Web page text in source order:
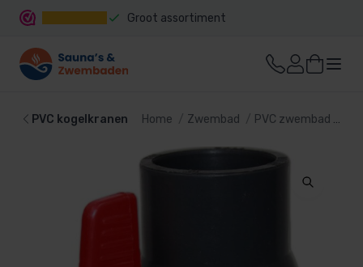
Groot assortiment
PVC kogelkranen Home Zwembad PVC zwembad